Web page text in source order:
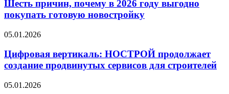
в
2026
выгодно
готовую
новостройку
Шесть причин, почему в 2026 году выгодно
покупать готовую новостройку
Цифровая
НОСТРОЙ
продолжает
создание
сервисов
05.01.2026
Цифровая вертикаль: НОСТРОЙ продолжает
создание продвинутых сервисов для строителей
Нормативное
05.01.2026